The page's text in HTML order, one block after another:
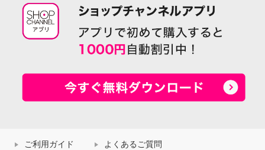
ご利用ガイド よくあるご質問